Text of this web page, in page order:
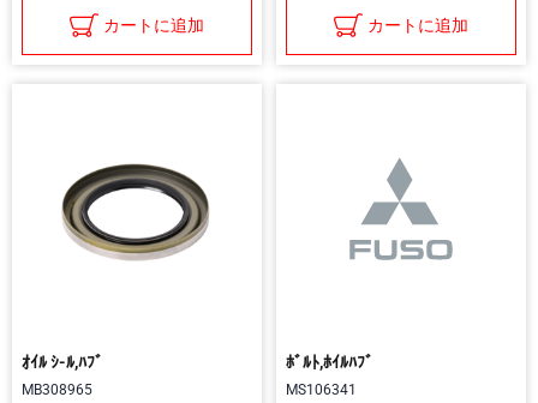
カートに追加 カートに追加
ｵｲﾙ ｼ-ﾙ,ﾊﾌﾞ
MB308965
ﾎﾞﾙﾄ,ﾎｲﾙﾊﾌﾞ
MS106341